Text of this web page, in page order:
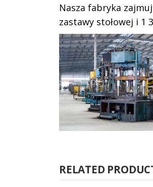
Nasza fabryka
zastawy stołowej i 1
RELATED